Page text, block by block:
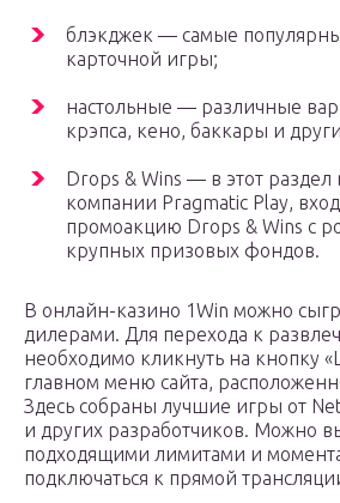
блэкджек — самые
карточной игры;
настольные — различные
крэпса, кено, баккары и
Drops & Wins — в этот
компании Pragmatic Play,
промоакцию Drops & Wins с
крупных призовых фондов.
В онлайн-казино 1Win можно
дилерами. Для перехода к
необходимо кликнуть на кнопку
главном меню сайта,
Здесь собраны лучшие игры от
и других разработчиков. Можно
подходящими лимитами и
подключаться к прямой